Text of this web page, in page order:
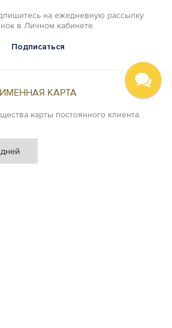
дней
на ежедневную рассылку
в Личном кабинете.
Подписаться
ИМЕННАЯ КАРТА
карты постоянного клиента.